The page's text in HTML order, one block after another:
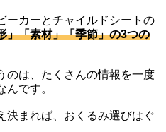
ーカーとチャイルドシートの
」「素材」「季節」の3つの
のは、たくさんの情報を一度
です。
決まれば、おくるみ選びはぐ